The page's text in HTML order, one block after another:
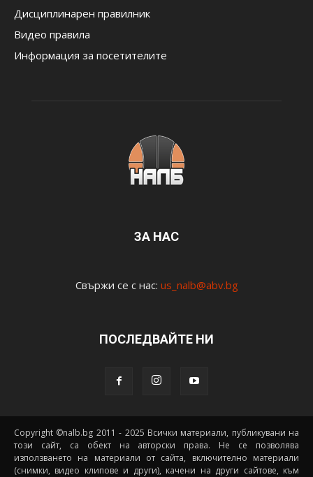
Дисциплинарен правилник
Видео правила
Информация за посетителите
ЗА НАС
Свържи се с нас: us_nalb@abv.bg
ПОСЛЕДВАЙТЕ НИ
Copyright ©nalb.bg 2011 - 2025 Всички материали, публикувани на
този сайт, са обект на авторски права. Не се позволява
използването на материали от сайта, включително материали
(снимки, видео клипове и други), качени на други сайтове, към